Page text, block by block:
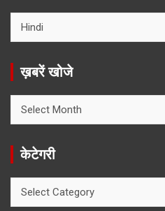
ख़बरें खोजे
खोजे
केटेगरी